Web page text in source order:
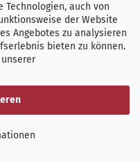
Technologien, auch von
der Website
Angebotes zu analysieren
bieten zu können.